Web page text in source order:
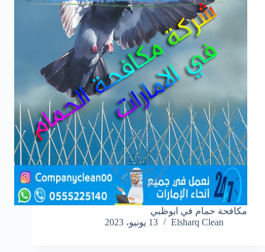
مكافحة حمام في ابوظبي
Elsharq Clean
13 يونيو، 2023